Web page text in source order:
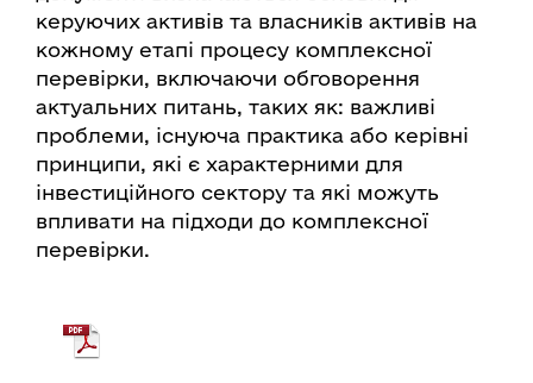
керуючих активів та власників активів на
кожному етапі процесу комплексної
перевірки, включаючи обговорення
актуальних питань, таких як: важливі
проблеми, існуюча практика або керівні
принципи, які є характерними для
інвестиційного сектору та які можуть
впливати на підходи до комплексної
перевірки.